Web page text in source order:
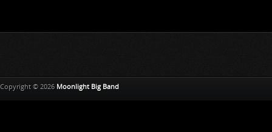
Copyright © 2026 Moonlight Big Band